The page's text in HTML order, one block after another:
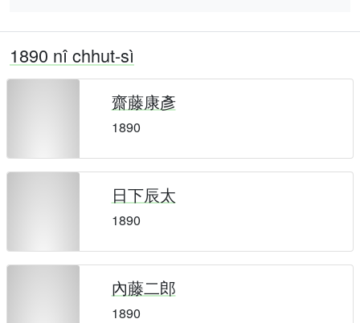
1890 nî chhut-sì
齋藤康彥
1890
日下辰太
1890
內藤二郎
1890